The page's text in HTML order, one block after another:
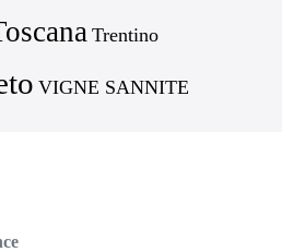
Trentino
VIGNE SANNITE